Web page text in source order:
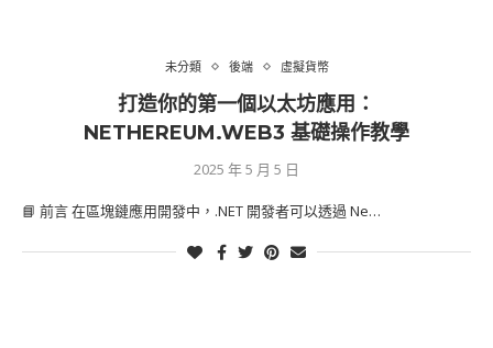
未分類 後端 虛擬貨幣
打造你的第一個以太坊應用：
NETHEREUM.WEB3 基礎操作教學
2025 年 5 月 5 日
📘 前言 在區塊鏈應用開發中，.NET 開發者可以透過 Ne…